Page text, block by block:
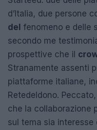
d’Italia, due persone
del fenomeno e delle
secondo me
prospettive che il
Stranamente assenti
piattaforme italiane,
Retedeldono.
che la collaborazione
sul tema sia